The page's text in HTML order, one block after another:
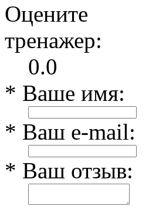
Оцените
тренажер:
0.0
* Ваше имя:
* Ваш e-mail:
* Ваш отзыв: